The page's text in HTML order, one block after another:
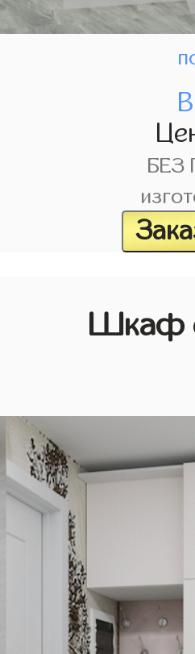
БЕЗ
Шкаф